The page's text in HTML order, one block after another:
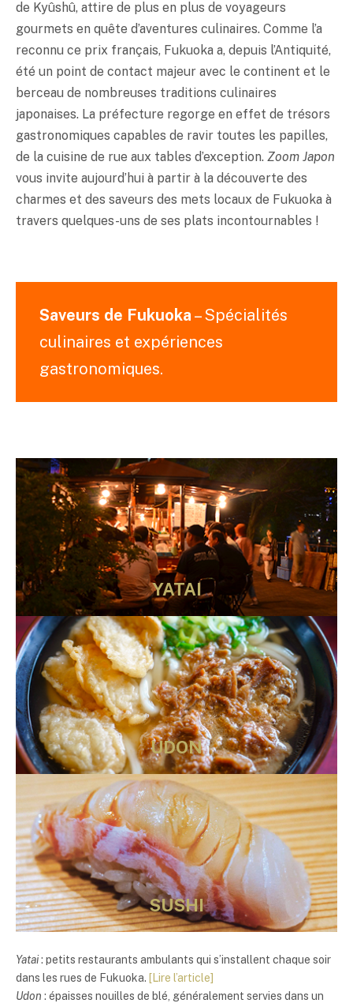
de Kyûshû, attire de plus en plus de voyageurs
gourmets en quête d’aventures culinaires. Comme l’a
reconnu ce prix français, Fukuoka a, depuis l’Antiquité,
été un point de contact majeur avec le continent et le
berceau de nombreuses traditions culinaires
japonaises. La préfecture regorge en effet de trésors
gastronomiques capables de ravir toutes les papilles,
de la cuisine de rue aux tables d’exception. Zoom Japon
vous invite aujourd’hui à partir à la découverte des
charmes et des saveurs des mets locaux de Fukuoka à
travers quelques-uns de ses plats incontournables !
Saveurs de Fukuoka – Spécialités
culinaires et expériences
gastronomiques.
YATAI
UDON
SUSHI
Yatai: petits restaurants ambulants qui s’installent chaque soir
dans les rues de Fukuoka. [Lire l’article]
Udon : épaisses nouilles de blé, généralement servies dans un